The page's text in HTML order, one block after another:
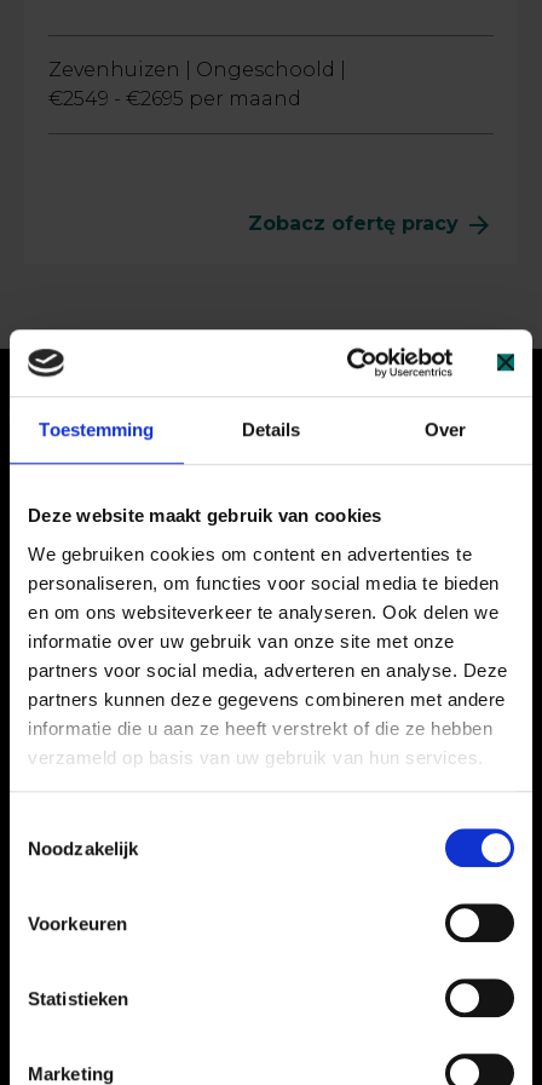
Toestemming Details Over
Deze website maakt gebruik van cookies
We gebruiken cookies om content en advertenties te
personaliseren, om functies voor social media te bieden
en om ons websiteverkeer te analyseren. Ook delen we
informatie over uw gebruik van onze site met onze
partners voor social media, adverteren en analyse. Deze
partners kunnen deze gegevens combineren met andere
informatie die u aan ze heeft verstrekt of die ze hebben
verzameld op basis van uw gebruik van hun services.
Noodzakelijk
Voorkeuren
Statistieken
Marketing
Zevenhuizen |
Ongeschoold |
€2549 - €2695 per maand
Zobacz ofertę pracy arrow_forward
„OPUS. nie patrzył na
możliwości.”
Wielu pracodawców rezygnowało,